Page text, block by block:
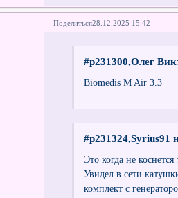
Поделиться28.12.2025 15:42
#p231300,Олег
Biomedis M Air 3.3
#p231324,Syrius91
Это когда не
Увидел в сети
комплект с